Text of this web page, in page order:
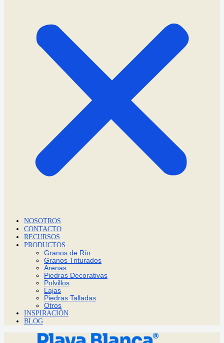
NOSOTROS
CONTACTO
RECURSOS
PRODUCTOS
Granos de Río
Granos Triturados
Arenas
Piedras Decorativas
Polvillos
Lajas
Piedras Talladas
Otros
INSPIRACIÓN
BLOG